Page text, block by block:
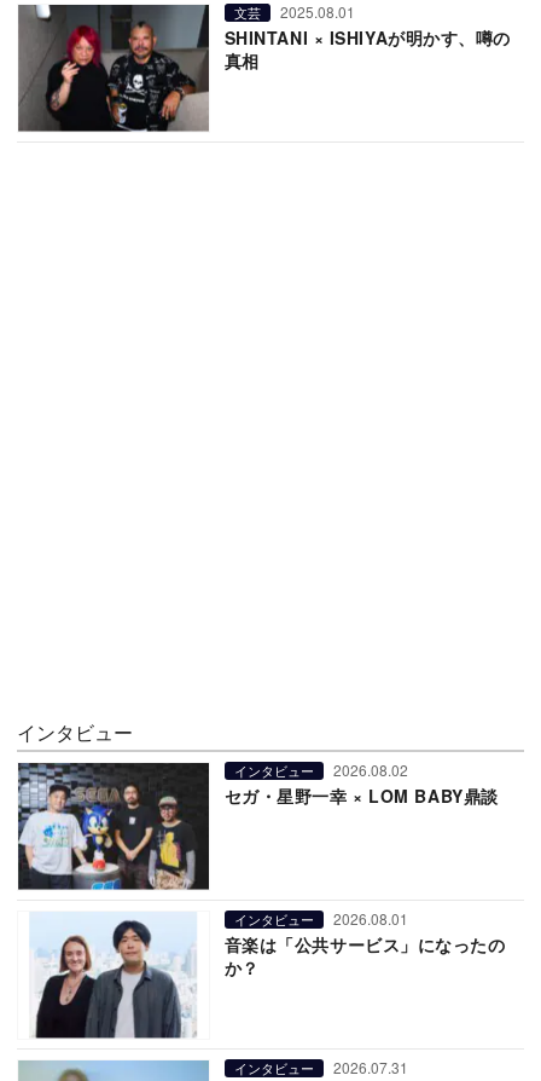
文芸 2025.08.01
SHINTANI × ISHIYAが明かす、噂の
真相
インタビュー
インタビュー 2026.08.02
セガ・星野一幸 × LOM BABY鼎談
インタビュー 2026.08.01
音楽は「公共サービス」になったの
か？
インタビュー 2026.07.31